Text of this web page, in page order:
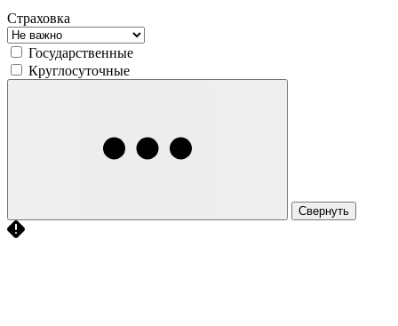
Страховка
Государственные
Круглосуточные
Свернуть